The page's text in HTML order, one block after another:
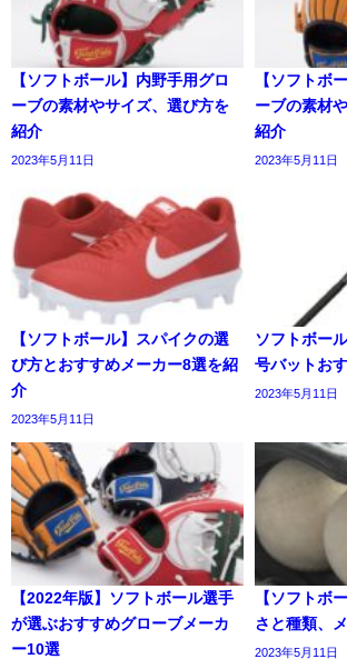
【ソフトボール】内野手用グロ
ーブの素材やサイズ、選び方を
紹介
2023年5月11日
【ソフトボ
ーブの素材
紹介
2023年5月11日
【ソフトボール】スパイクの選
び方とおすすめメーカー8選を紹
介
2023年5月11日
ソフトボー
号バットお
2023年5月11日
【2022年版】ソフトボール選手
が選ぶおすすめグローブメーカ
ー10選
【ソフトボ
さと種類、
2023年5月11日